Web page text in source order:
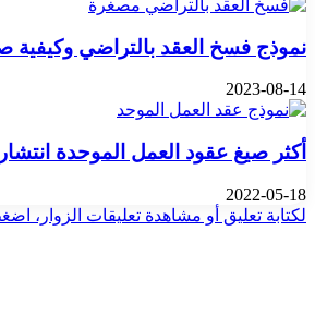
نموذج فسخ العقد بالتراضي وكيفية
2023-08-14
أكثر صيغ عقود العمل الموحدة
2022-05-18
لكتابة تعليق أو مشاهدة تعليقات الزوار،